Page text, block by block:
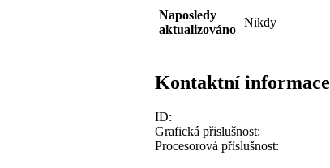
Naposledy
aktualizováno
Nikdy
Kontaktní informace
ID:
Grafická přislušnost:
Procesorová příslušnost: